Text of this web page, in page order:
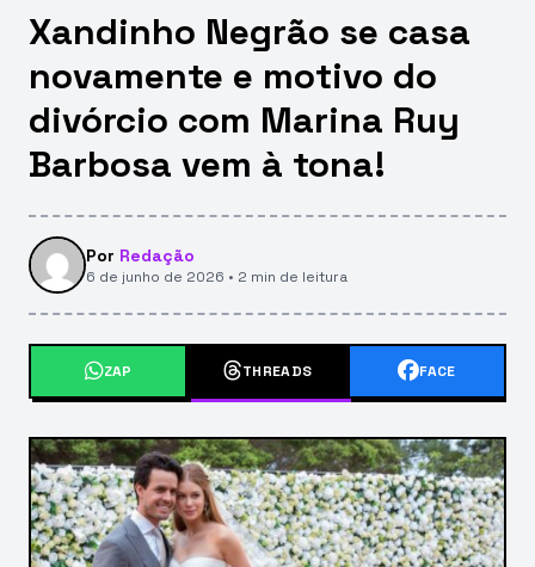
Xandinho Negrão se casa
novamente e motivo do
divórcio com Marina Ruy
Barbosa vem à tona!
Por Redação
6 de junho de 2026 • 2 min de leitura
ZAP THREADS FACE